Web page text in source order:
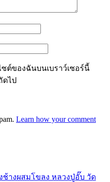
ต์ของฉันบนเบราว์เซอร์นี้
ดไป
Learn how your comment